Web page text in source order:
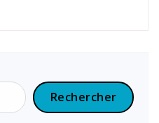
Rechercher